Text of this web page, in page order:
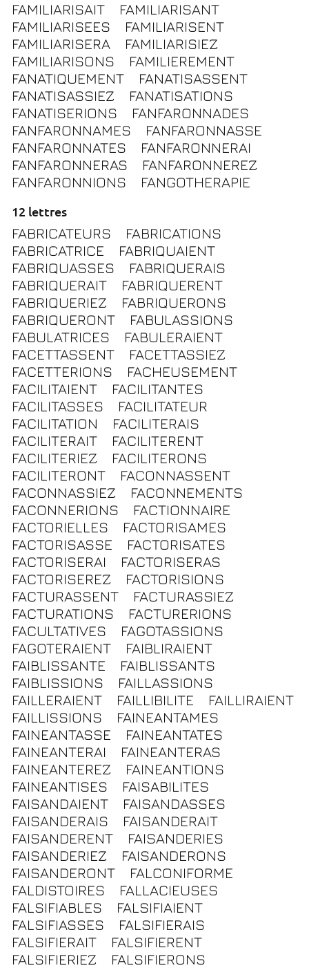
FAMILIARISAIT
FAMILIARISANT
FAMILIARISEES
FAMILIARISENT
FAMILIARISERA
FAMILIARISIEZ
FAMILIARISONS
FAMILIEREMENT
FANATIQUEMENT
FANATISASSENT
FANATISASSIEZ
FANATISATIONS
FANATISERIONS
FANFARONNADES
FANFARONNAMES
FANFARONNASSE
FANFARONNATES
FANFARONNERAI
FANFARONNERAS
FANFARONNEREZ
FANFARONNIONS
FANGOTHERAPIE
12 lettres
FABRICATEURS
FABRICATIONS
FABRICATRICE
FABRIQUAIENT
FABRIQUASSES
FABRIQUERAIS
FABRIQUERAIT
FABRIQUERENT
FABRIQUERIEZ
FABRIQUERONS
FABRIQUERONT
FABULASSIONS
FABULATRICES
FABULERAIENT
FACETTASSENT
FACETTASSIEZ
FACETTERIONS
FACHEUSEMENT
FACILITAIENT
FACILITANTES
FACILITASSES
FACILITATEUR
FACILITATION
FACILITERAIS
FACILITERAIT
FACILITERENT
FACILITERIEZ
FACILITERONS
FACILITERONT
FACONNASSENT
FACONNASSIEZ
FACONNEMENTS
FACONNERIONS
FACTIONNAIRE
FACTORIELLES
FACTORISAMES
FACTORISASSE
FACTORISATES
FACTORISERAI
FACTORISERAS
FACTORISEREZ
FACTORISIONS
FACTURASSENT
FACTURASSIEZ
FACTURATIONS
FACTURERIONS
FACULTATIVES
FAGOTASSIONS
FAGOTERAIENT
FAIBLIRAIENT
FAIBLISSANTE
FAIBLISSANTS
FAIBLISSIONS
FAILLASSIONS
FAILLERAIENT
FAILLIBILITE
FAILLIRAIENT
FAILLISSIONS
FAINEANTAMES
FAINEANTASSE
FAINEANTATES
FAINEANTERAI
FAINEANTERAS
FAINEANTEREZ
FAINEANTIONS
FAINEANTISES
FAISABILITES
FAISANDAIENT
FAISANDASSES
FAISANDERAIS
FAISANDERAIT
FAISANDERENT
FAISANDERIES
FAISANDERIEZ
FAISANDERONS
FAISANDERONT
FALCONIFORME
FALDISTOIRES
FALLACIEUSES
FALSIFIABLES
FALSIFIAIENT
FALSIFIASSES
FALSIFIERAIS
FALSIFIERAIT
FALSIFIERENT
FALSIFIERIEZ
FALSIFIERONS